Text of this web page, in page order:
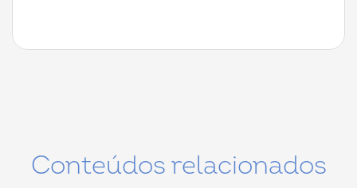
Conteúdos relacionados